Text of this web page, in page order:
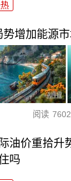
增加能源
阅读 7602
油价重拾升
吗